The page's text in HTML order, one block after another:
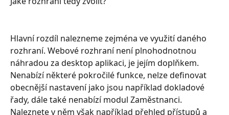
Hlavní rozdíl nalezneme zejména ve využití daného
rozhraní. Webové rozhraní není plnohodnotnou
náhradou za desktop aplikaci, je jejím doplňkem.
Nenabízí některé pokročilé funkce, nelze definovat
obecnější nastavení jako jsou například dokladové
řady, dále také nenabízí modul Zaměstnanci.
Naleznete v něm však například přehled přístupů a